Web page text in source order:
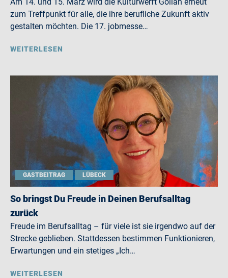
zum Treffpunkt für alle, die ihre berufliche Zukunft aktiv
gestalten möchten. Die 17. jobmesse…
WEITERLESEN
GASTBEITRAG LÜBECK
So bringst Du Freude in Deinen Berufsalltag
zurück
Freude im Berufsalltag – für viele ist sie irgendwo auf der
Strecke geblieben. Stattdessen bestimmen Funktionieren,
Erwartungen und ein stetiges „Ich…
WEITERLESEN